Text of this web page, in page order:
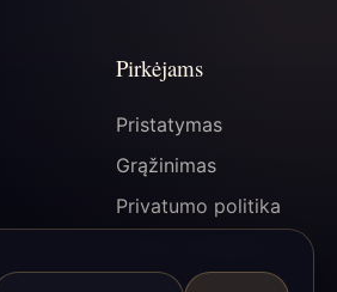
Pirkėjams
Pristatymas
Grąžinimas
Privatumo politika